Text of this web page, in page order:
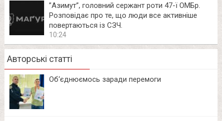
⁨”Азимут”, головний сержант роти 47-ї ОМБр.
Розповідає про те, що люди все активніше
повертаються із СЗЧ.
10:24
Авторські статті
Об‘єднюємось заради перемоги